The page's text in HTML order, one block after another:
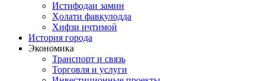
Истифодаи замин
Ҳолати фавқулодда
Хифзи иҷтимоӣ
История города
Экономика
Транспорт и связь
Торговля и услуги